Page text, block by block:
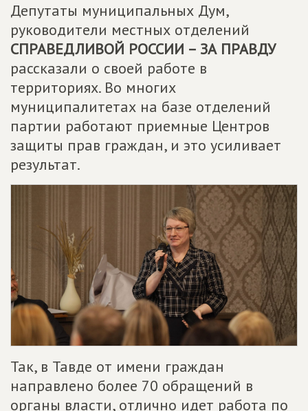
Депутаты муниципальных Дум,
руководители местных отделений
СПРАВЕДЛИВОЙ РОССИИ – ЗА ПРАВДУ
рассказали о своей работе в
территориях. Во многих
муниципалитетах на базе отделений
партии работают приемные Центров
защиты прав граждан, и это усиливает
результат.
Так, в Тавде от имени граждан
направлено более 70 обращений в
органы власти, отлично идет работа по